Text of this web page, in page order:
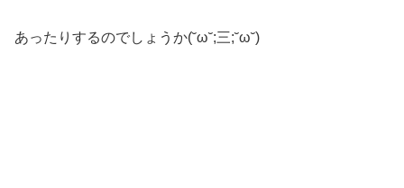
あったりするのでしょうか(˘ω˘;三;˘ω˘)